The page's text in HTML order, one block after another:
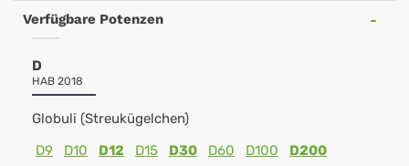
Verfügbare Potenzen
D
HAB 2018
Globuli (Streukügelchen)
D9
D10 D12 D15 D30 D60 D100 D200